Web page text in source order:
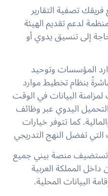
تصفية التقارير
لدعم تقديم الهيئة
إلى تنسيق يدوي أو
المؤسسات وتوحيد
بنظام تخطيط موارد
البيانات في الوقت
اليدوي عبر وظائف
كما تتوفر خيارات
تفضل النهج التدريجي
تستضيف منصة بيني جميع
المملكة العربية
البيانات المحلية.